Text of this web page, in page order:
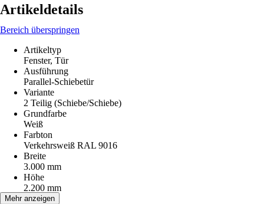
Artikeldetails
Bereich überspringen
Artikeltyp
Fenster, Tür
Ausführung
Parallel-Schiebetür
Variante
2 Teilig (Schiebe/Schiebe)
Grundfarbe
Weiß
Farbton
Verkehrsweiß RAL 9016
Breite
3.000 mm
Höhe
2.200 mm
Bautiefe
Mehr anzeigen